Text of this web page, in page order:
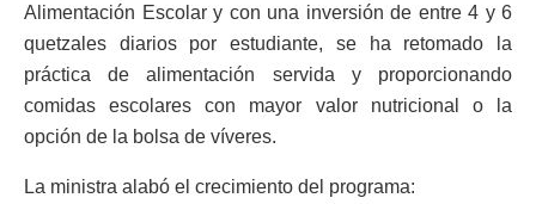
Alimentación Escolar y con una inversión de entre 4 y 6
quetzales diarios por estudiante, se ha retomado la
práctica de alimentación servida y proporcionando
comidas escolares con mayor valor nutricional o la
opción de la bolsa de víveres.
La ministra alabó el crecimiento del programa: